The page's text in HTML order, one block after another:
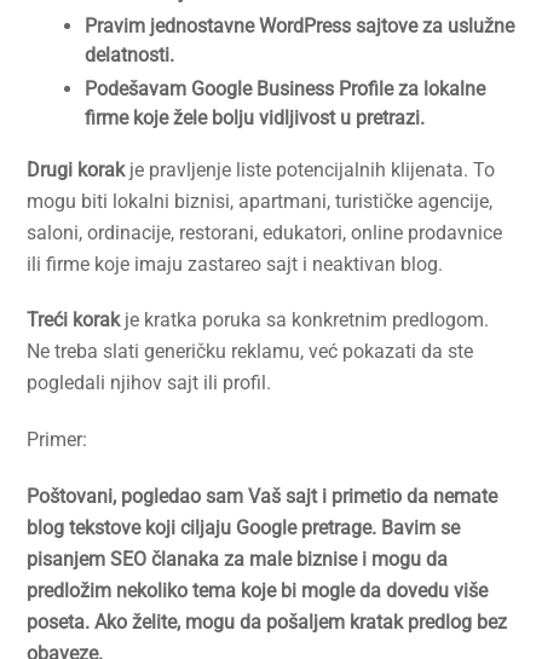
Pravim jednostavne WordPress sajtove za uslužne
delatnosti.
Podešavam Google Business Profile za lokalne
firme koje žele bolju vidljivost u pretrazi.
Drugi korakje pravljenje liste potencijalnih klijenata. To
mogu biti lokalni biznisi, apartmani, turističke agencije,
saloni, ordinacije, restorani, edukatori, online prodavnice
ili firme koje imaju zastareo sajt i neaktivan blog.
Treći korakje kratka poruka sa konkretnim predlogom.
Ne treba slati generičku reklamu, već pokazati da ste
pogledali njihov sajt ili profil.
Primer:
Poštovani, pogledao sam Vaš sajt i primetio da nemate
blog tekstove koji ciljaju Google pretrage. Bavim se
pisanjem SEO članaka za male biznise i mogu da
predložim nekoliko tema koje bi mogle da dovedu više
poseta. Ako želite, mogu da pošaljem kratak predlog bez
obaveze.